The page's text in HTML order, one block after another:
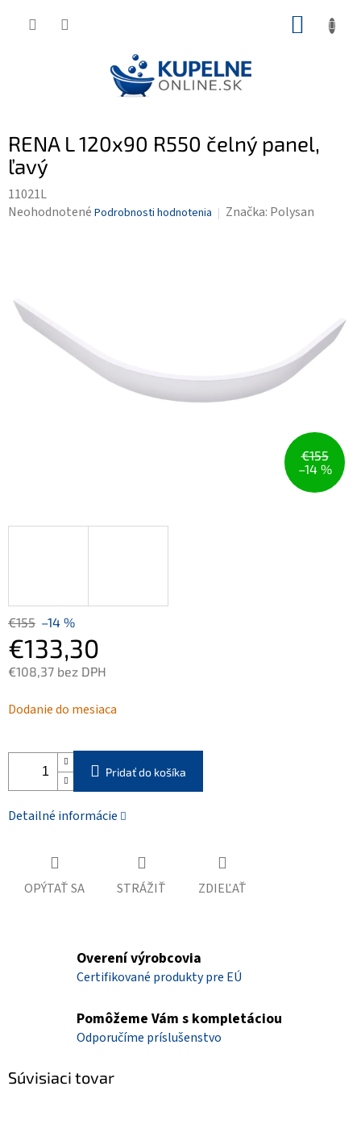
RENA L 120x90 R550 čelný panel,
ľavý
11021L
Priemerné
hviezdičiek.
Neohodnotené Podrobnosti hodnotenia Značka: Polysan
€155
–14 %
€155 –14 %
€133,30
€108,37 bez DPH
cena:
Dodanie do mesiaca
Pridať do košíka
Detailné informácie
OPÝTAŤ SA STRÁŽIŤ ZDIEĽAŤ
Overení výrobcovia
Certifikované produkty pre EÚ
Pomôžeme Vám s kompletáciou
Odporučíme príslušenstvo
Súvisiaci tovar